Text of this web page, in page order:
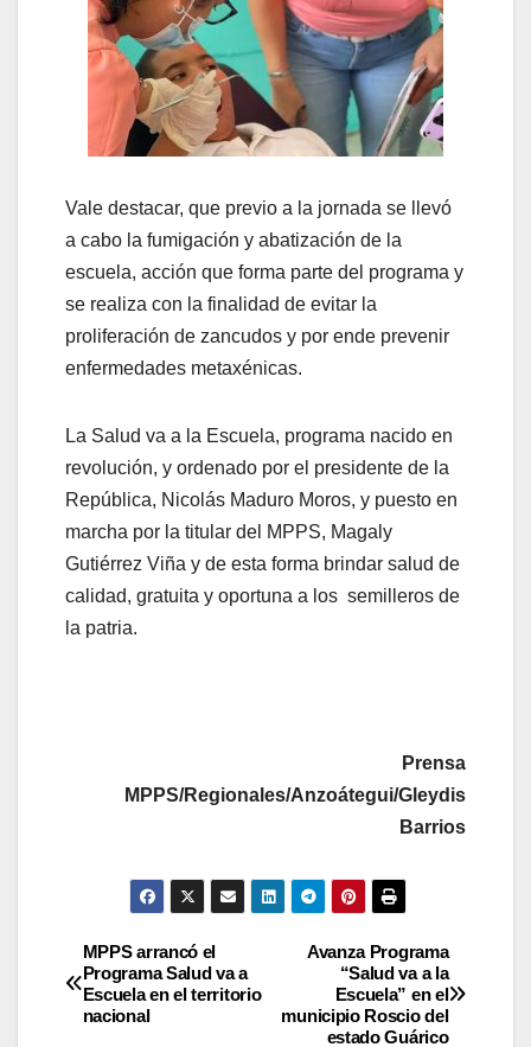
Vale destacar, que previo a la jornada se llevó
a cabo la fumigación y abatización de la
escuela, acción que forma parte del programa y
se realiza con la finalidad de evitar la
proliferación de zancudos y por ende prevenir
enfermedades metaxénicas.
La Salud va a la Escuela, programa nacido en
revolución, y ordenado por el presidente de la
República, Nicolás Maduro Moros, y puesto en
marcha por la titular del MPPS, Magaly
Gutiérrez Viña y de esta forma brindar salud de
calidad, gratuita y oportuna a los semilleros de
la patria.
Prensa
MPPS/Regionales/Anzoátegui/Gleydis
Barrios
Avanza Programa
“Salud va a la
Escuela” en el
municipio Roscio del
estado Guárico
MPPS arrancó el
Programa Salud va a
Escuela en el territorio
nacional